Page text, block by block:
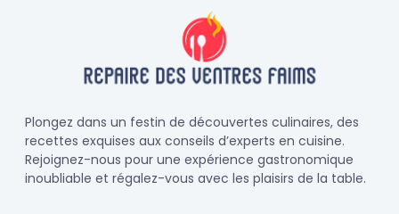
Plongez dans un festin de découvertes culinaires, des
recettes exquises aux conseils d’experts en cuisine.
Rejoignez-nous pour une expérience gastronomique
inoubliable et régalez-vous avec les plaisirs de la table.